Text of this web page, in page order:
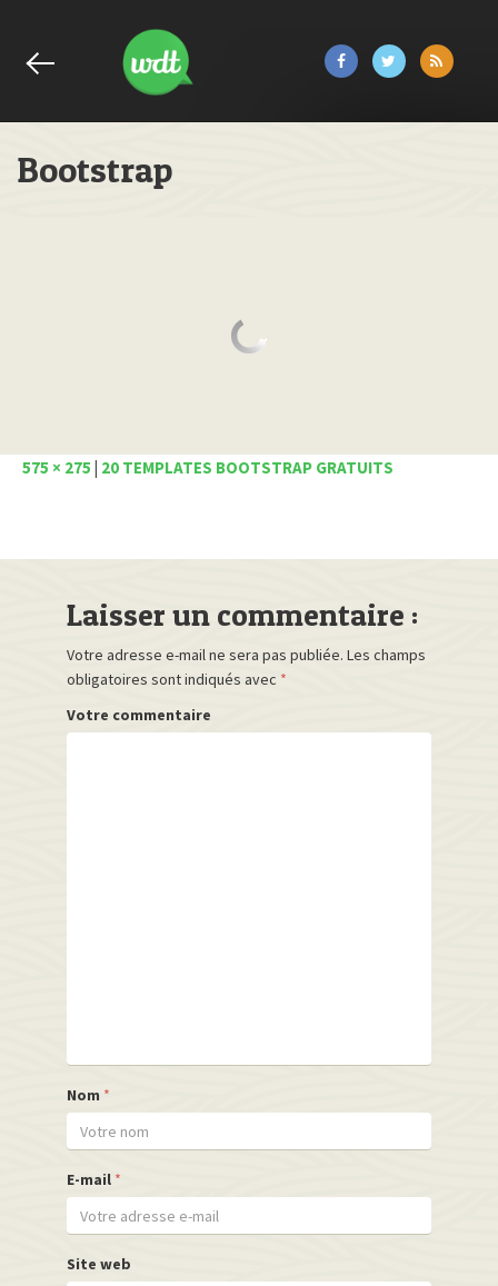
Bootstrap
575 × 275 20 TEMPLATES BOOTSTRAP GRATUITS
Laisser un commentaire :
Votre adresse e-mail ne sera pas publiée. Les champs
obligatoires sont indiqués avec *
Votre commentaire
Nom *
E-mail *
Site web